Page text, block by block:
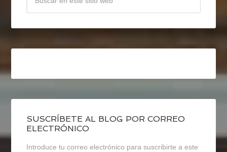
SUSCRÍBETE AL BLOG POR CORREO
ELECTRÓNICO
Introduce tu correo electrónico para suscribirte a este